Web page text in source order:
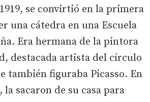
se convirtió en la primera
una cátedra en una Escuela
Era hermana de la pintora
destacada artista del círculo
también figuraba Picasso. En
, la sacaron de su casa para